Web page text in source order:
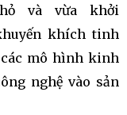
và vừa khởi
khích tinh
mô hình kinh
nghệ vào sản